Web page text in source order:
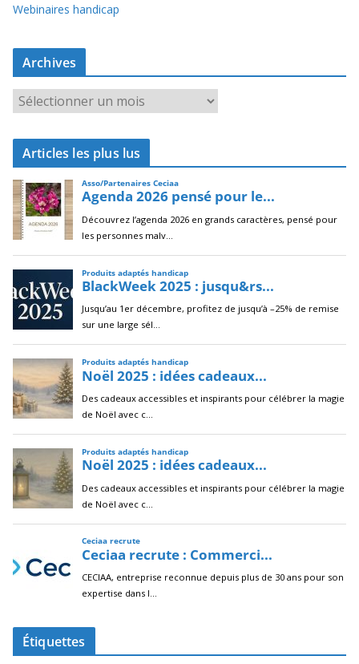
Webinaires handicap
Archives
r
c
i
v
e
s
Articles les plus lus
Étiquettes